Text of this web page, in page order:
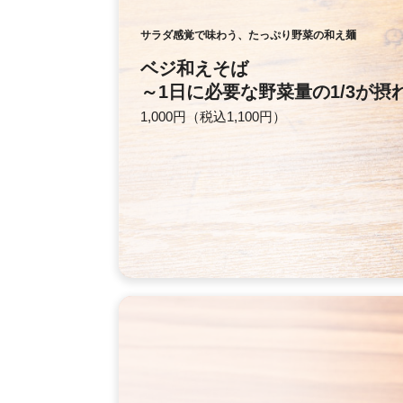
サラダ感覚で味わう、たっぷり野菜の和え麺
ベジ和えそば
～1日に必要な野菜量の1/3が摂
1,000円（税込1,100円）